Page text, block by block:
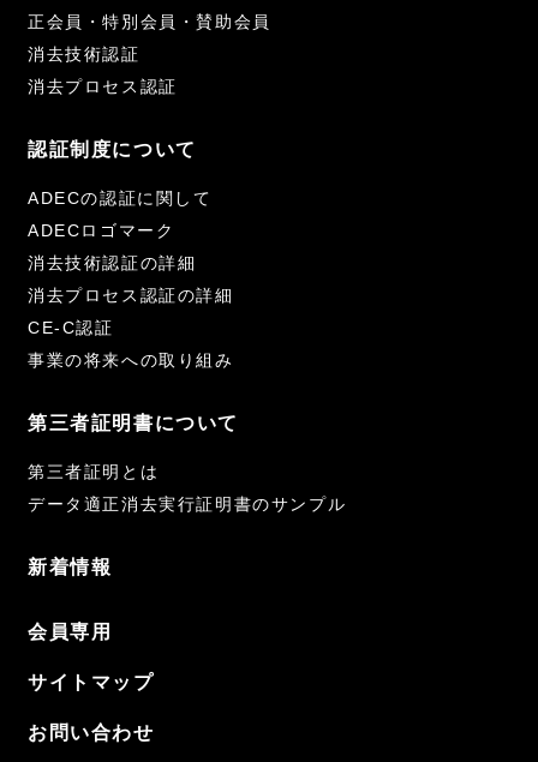
正会員・特別会員・賛助会員
消去技術認証
消去プロセス認証
認証制度について
ADECの認証に関して
ADECロゴマーク
消去技術認証の詳細
消去プロセス認証の詳細
CE-C認証
事業の将来への取り組み
第三者証明書について
第三者証明とは
データ適正消去実行証明書のサンプル
新着情報
会員専用
サイトマップ
お問い合わせ